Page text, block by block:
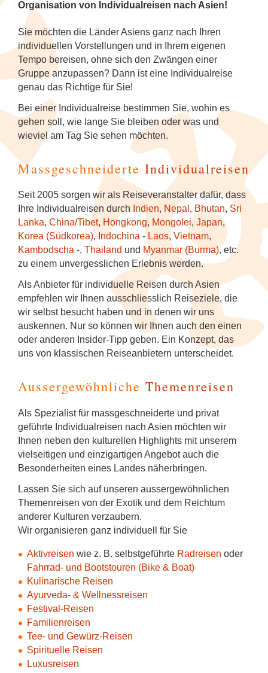
Organisation von Individualreisen nach Asien!
Sie möchten die Länder Asiens ganz nach Ihren
individuellen Vorstellungen und in Ihrem eigenen
Tempo bereisen, ohne sich den Zwängen einer
Gruppe anzupassen? Dann ist eine Individualreise
genau das Richtige für Sie!
Bei einer Individualreise bestimmen Sie, wohin es
gehen soll, wie lange Sie bleiben oder was und
wieviel am Tag Sie sehen möchten.
Massgeschneiderte Individualreisen
Seit 2005 sorgen wir als Reiseveranstalter dafür, dass
Ihre Individualreisen durch Indien, Nepal , Bhutan, Sri
Lanka, China/Tibet, Hongkong, Mongolei, Japan,
Korea (Südkorea), Indochina - Laos, Vietnam,
Kambodscha -, Thailand und Myanmar (Burma), etc.
zu einem unvergesslichen Erlebnis werden.
Als Anbieter für individuelle Reisen durch Asien
empfehlen wir Ihnen ausschliesslich Reiseziele, die
wir selbst besucht haben und in denen wir uns
auskennen. Nur so können wir Ihnen auch den einen
oder anderen Insider-Tipp geben. Ein Konzept, das
uns von klassischen Reiseanbietern unterscheidet.
Aussergewöhnliche Themenreisen
Als Spezialist für massgeschneiderte und privat
geführte Individualreisen nach Asien möchten wir
Ihnen neben den kulturellen Highlights mit unserem
vielseitigen und einzigartigen Angebot auch die
Besonderheiten eines Landes näherbringen.
Lassen Sie sich auf unseren aussergewöhnlichen
Themenreisen von der Exotik und dem Reichtum
anderer Kulturen verzaubern.
Wir organisieren ganz individuell für Sie
Aktivreisen wie z. B. selbstgeführte Radreisen oder
Fahrrad- und Bootstouren (Bike & Boat)
Kulinarische Reisen
Ayurveda- & Wellnessreisen
Festival-Reisen
Familienreisen
Tee- und Gewürz-Reisen
Spirituelle Reisen
Luxusreisen
Diverses
Kambodscha 5
Laos 5
Myanmar (Burma) 5
Nepal
Sri Lanka 4
Südkorea
Vietnam 5
Sehenswertes
Kunst & Handwerk
Luxusreisen 7
Schiffsreisen und Fluss-
Kreuzfahrten
9
Spirituelle Reisen 4
Tee & Gewürze
Zugreisen
Wellness & Entspannung auf Sri Lanka
Familienreise Sri Lanka
Familienreise Thailand
Kandy Esala Perahera Sri Lanka
NEU: Schlemmerreise Thailand
Thailand: Streetfood, Rooftops und Flip-
Flops
Vietnam für Geniesser
NEU: Traumhaftes Thailand
durchs Mekong-Delta
NEU: Flusskreuzfahrt mit der RV River
Kwai
Hausboot-Kreuzfahrt auf den
Backwaters
Flusskreuzfahrt auf dem Brahmaputra
NEU: Indonesien
Japan
Korea (Südkorea)
Mongolei
Myanmar (Burma)
Nepal
Spirituelle Reisen
Sri Lanka
Thailand